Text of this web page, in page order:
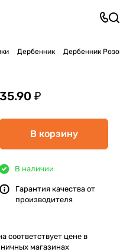
Дербенник Дербенник
35.90 ₽
В корзину
В наличии
Гарантия качества от
производителя
соответствует цене в
магазинах